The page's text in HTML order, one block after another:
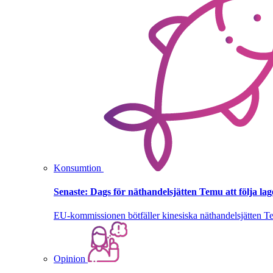
Konsumtion
Senaste: Dags för näthandelsjätten Temu att följa
EU-kommissionen bötfäller kinesiska näthandelsjätten
Opinion